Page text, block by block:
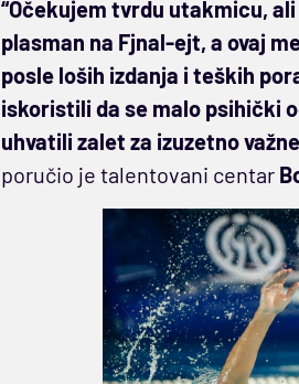
“Očekujem tvrdu utakmicu,
plasman na Fjnal-ejt, a ovaj
posle loših izdanja i teških
iskoristili da se malo psihički
uhvatili zalet za izuzetno
poručio je talentovani centar